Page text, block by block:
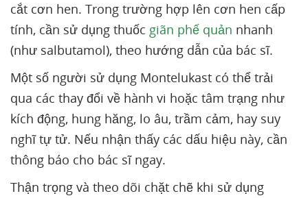
cắt cơn hen. Trong trường hợp lên cơn hen cấp
tính, cần sử dụng thuốc giãn phế quản nhanh
(như salbutamol), theo hướng dẫn của bác sĩ.
Một số người sử dụng Montelukast có thể trải
qua các thay đổi về hành vi hoặc tâm trạng như
kích động, hung hăng, lo âu, trầm cảm, hay suy
nghĩ tự tử. Nếu nhận thấy các dấu hiệu này, cần
thông báo cho bác sĩ ngay.
Thận trọng và theo dõi chặt chẽ khi sử dụng